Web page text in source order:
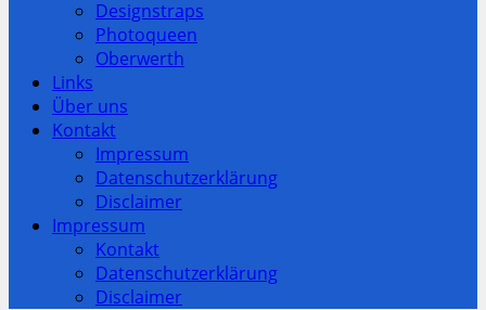
Designstraps
Photoqueen
Oberwerth
Links
Über uns
Kontakt
Impressum
Datenschutzerklärung
Disclaimer
Impressum
Kontakt
Datenschutzerklärung
Disclaimer